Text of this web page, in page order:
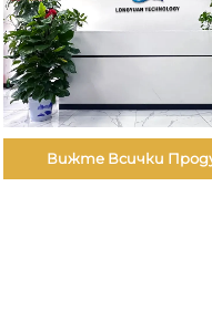
Вижте Всички